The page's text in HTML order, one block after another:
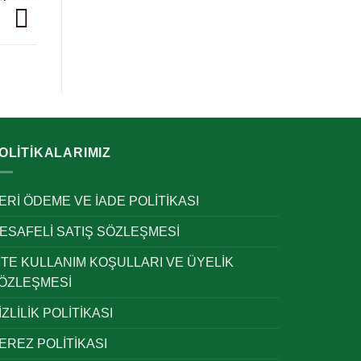
ÖDEME VE İADE POLİTİKASI
SATIŞ SÖZLEŞMESİ
KULLANIM KOŞULLARI VE ÜYELİK
POLİTİKASI
POLİTİKASI